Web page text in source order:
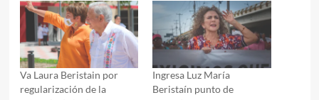
Va Laura Beristain por
regularización de la
Ingresa Luz María
Beristaín punto de